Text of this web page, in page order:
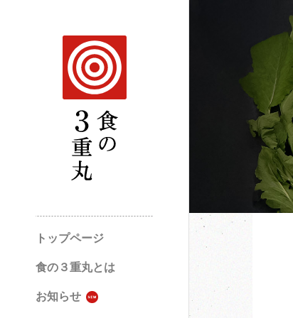
トップページ
食の３重丸とは
お知らせ